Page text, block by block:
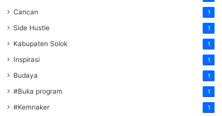
Cancan 1
Side Hustle 1
Kabupaten Solok 1
Inspirasi 1
Budaya 1
#Buka program 1
#Kemnaker 1